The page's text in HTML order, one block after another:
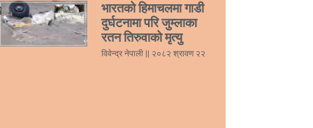
भारतको हिमाचलमा गाडी
दुर्घटनामा परि जुम्लाका
रतन तिरुवाको मृत्यु
विवेन्द्र नेपाली २०८२ श्रावण २२